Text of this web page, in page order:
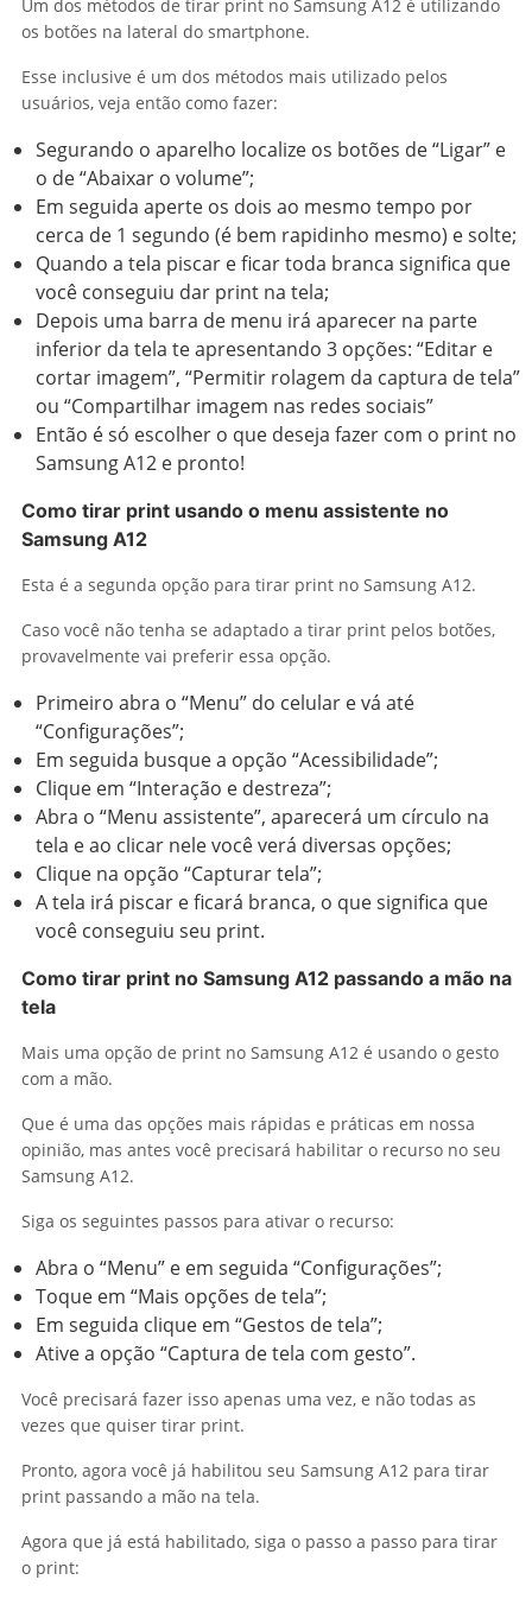
Um dos métodos de tirar print no Samsung A12 é utilizando
os botões na lateral do smartphone.
Esse inclusive é um dos métodos mais utilizado pelos
usuários, veja então como fazer:
Segurando o aparelho localize os botões de “Ligar” e
o de “Abaixar o volume”;
Em seguida aperte os dois ao mesmo tempo por
cerca de 1 segundo (é bem rapidinho mesmo) e solte;
Quando a tela piscar e ficar toda branca significa que
você conseguiu dar print na tela;
Depois uma barra de menu irá aparecer na parte
inferior da tela te apresentando 3 opções: “Editar e
cortar imagem”, “Permitir rolagem da captura de tela”
ou “Compartilhar imagem nas redes sociais”
Então é só escolher o que deseja fazer com o print no
Samsung A12 e pronto!
Como tirar print usando o menu assistente no
Samsung A12
Esta é a segunda opção para tirar print no Samsung A12.
Caso você não tenha se adaptado a tirar print pelos botões,
provavelmente vai preferir essa opção.
Primeiro abra o “Menu” do celular e vá até
“Configurações”;
Em seguida busque a opção “Acessibilidade”;
Clique em “Interação e destreza”;
Abra o “Menu assistente”, aparecerá um círculo na
tela e ao clicar nele você verá diversas opções;
Clique na opção “Capturar tela”;
A tela irá piscar e ficará branca, o que significa que
você conseguiu seu print.
Como tirar print no Samsung A12 passando a mão na
tela
Mais uma opção de print no Samsung A12 é usando o gesto
com a mão.
Que é uma das opções mais rápidas e práticas em nossa
opinião, mas antes você precisará habilitar o recurso no seu
Samsung A12.
Siga os seguintes passos para ativar o recurso:
Abra o “Menu” e em seguida “Configurações”;
Toque em “Mais opções de tela”;
Em seguida clique em “Gestos de tela”;
Ative a opção “Captura de tela com gesto”.
Você precisará fazer isso apenas uma vez, e não todas as
vezes que quiser tirar print.
Pronto, agora você já habilitou seu Samsung A12 para tirar
print passando a mão na tela.
Agora que já está habilitado, siga o passo a passo para tirar
o print: